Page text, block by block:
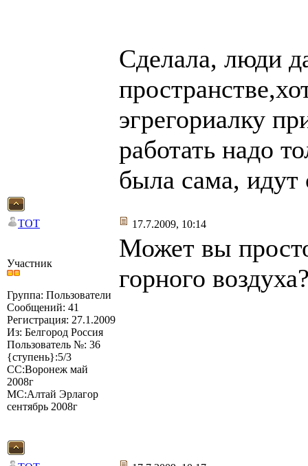
Сделала, люди
эгрегориалку
работать надо
была сама,
TOT 17.7.2009, 10:14
Участник
Группа: Пользователи
Сообщений: 41
Регистрация: 27.1.2009
Из: Белгород Россия
Пользователь №: 36
{ступень}:5/3
СС:Воронеж май
2008г
МС:Алтай Эрлагор
сентябрь 2008г
Может вы
горного